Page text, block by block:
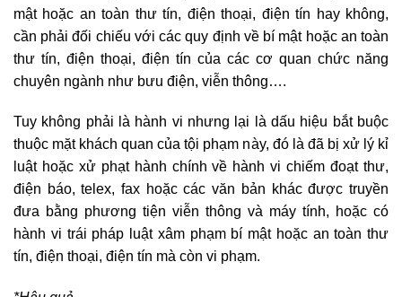
mật hoặc an toàn thư tín, điện thoại, điện tín hay không,
cần phải đối chiếu với các quy định về bí mật hoặc an toàn
thư tín, điện thoại, điện tín của các cơ quan chức năng
chuyên ngành như bưu điện, viễn thông….
Tuy không phải là hành vi nhưng lại là dấu hiệu bắt buộc
thuộc mặt khách quan của tội phạm này, đó là đã bị xử lý kỉ
luật hoặc xử phạt hành chính về hành vi chiếm đoạt thư,
điện báo, telex, fax hoặc các văn bản khác được truyền
đưa bằng phương tiện viễn thông và máy tính, hoặc có
hành vi trái pháp luật xâm phạm bí mật hoặc an toàn thư
tín, điện thoại, điện tín mà còn vi phạm.